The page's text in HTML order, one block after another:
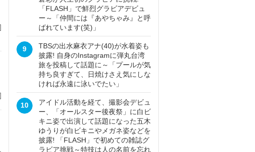
「FLASH」で鮮烈グラビアデビュ
ー～「仲間には『あやちゃみ』と呼
ばれています(笑)」
9
TBSの出水麻衣アナ(40)が水着姿も
披露! 自身のInstagramに弾丸台湾
旅を投稿して話題に～「プールが気
持ち良すぎて、日焼けさえ気にしな
ければ永遠に泳いでたい」
10
アイドル活動を経て、撮影会デビュ
ー、「オールスター後夜祭」に白ビ
キニ姿で出演して話題になった五木
ゆうりが白ビキニやメガネ姿などを
披露! 「FLASH」で初めての雑誌グ
ラビア挑戦～特技は人の名前を忘れ